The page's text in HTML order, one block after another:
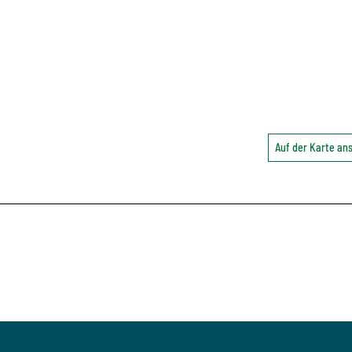
Auf der Karte